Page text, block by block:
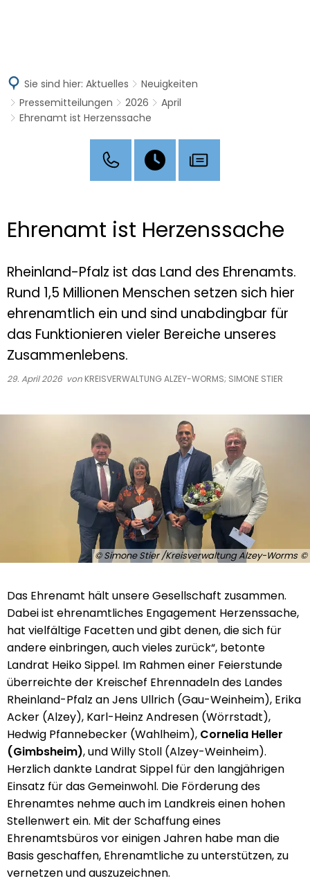
Sie sind hier: Aktuelles
Neuigkeiten
Pressemitteilungen
2026
April
Ehrenamt ist Herzenssache
Ehrenamt ist Herzenssache
Rheinland-Pfalz ist das Land des Ehrenamts.
Rund 1,5 Millionen Menschen setzen sich hier
ehrenamtlich ein und sind unabdingbar für
das Funktionieren vieler Bereiche unseres
Zusammenlebens.
29. April 2026 von KREISVERWALTUNG ALZEY-WORMS; SIMONE STIER
© Simone Stier /Kreisverwaltung Alzey-Worms
Das Ehrenamt hält unsere Gesellschaft zusammen.
Dabei ist ehrenamtliches Engagement Herzenssache,
hat vielfältige Facetten und gibt denen, die sich für
andere einbringen, auch vieles zurück“, betonte
Landrat Heiko Sippel. Im Rahmen einer Feierstunde
überreichte der Kreischef Ehrennadeln des Landes
Rheinland-Pfalz an Jens Ullrich (Gau-Weinheim), Erika
Acker (Alzey), Karl-Heinz Andresen (Wörrstadt),
Hedwig Pfannebecker (Wahlheim), Cornelia Heller
(Gimbsheim), und Willy Stoll (Alzey-Weinheim).
Herzlich dankte Landrat Sippel für den langjährigen
Einsatz für das Gemeinwohl. Die Förderung des
Ehrenamtes nehme auch im Landkreis einen hohen
Stellenwert ein. Mit der Schaffung eines
Ehrenamtsbüros vor einigen Jahren habe man die
Basis geschaffen, Ehrenamtliche zu unterstützen, zu
vernetzen und auszuzeichnen.